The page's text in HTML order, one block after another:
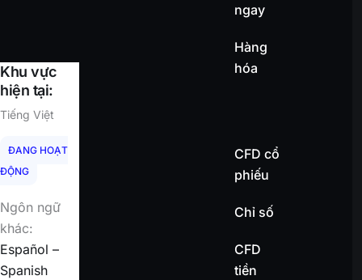
ngay
Hàng
hóa
CFD cổ
phiếu
Chỉ số
CFD
tiền
Khu vực
hiện tại:
Tiếng Việt
ĐANG HOẠT
ĐỘNG
Ngôn ngữ
khác:
Español –
Spanish